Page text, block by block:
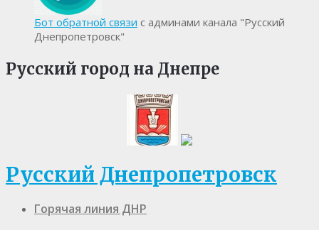
Бот обратной связи с админами канала "Русский
Днепропетровск"
Русский город на Днепре
Русский Днепропетровск
Горячая линия ДНР